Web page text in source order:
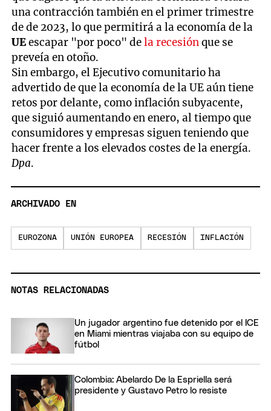
una contracción también en el primer trimestre
de de 2023, lo que permitirá a la economía de la
UEescapar "por poco" dela recesiónque se
preveía en otoño.
Sin embargo, el Ejecutivo comunitario ha
advertido de que la economía de la UE aún tiene
retos por delante, como inflación subyacente,
que siguió aumentando en enero, al tiempo que
consumidores y empresas siguen teniendo que
hacer frente a los elevados costes de la energía.
Dpa.
ARCHIVADO EN
EUROZONA UNIÓN EUROPEA RECESIÓN INFLACIÓN
NOTAS RELACIONADAS
Un jugador argentino fue detenido por el ICE
en Miami mientras viajaba con su equipo de
fútbol
Colombia: Abelardo De la Espriella será
presidente y Gustavo Petro lo resiste